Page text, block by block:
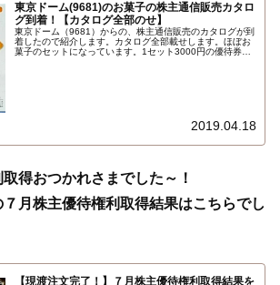
東京ドーム(9681)のお菓子の株主通信販売カタロ
グ到着！【カタログ全部のせ】
東京ドーム（9681）からの、株主通信販売のカタログが到
着したので紹介します。カタログ全部載せします。ほぼお
菓子のセットになっています。1セット3000円の優待券が
2019.04.18
得おつかれさまでした～！
月株主優待権利取得結果はこちらでし
【現渡注文完了！】７月株主優待権利取得結果を